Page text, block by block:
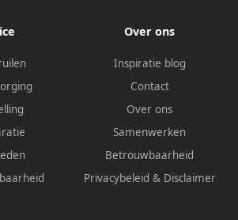
Over ons
Inspiratie blog
Contact
Over ons
Samenwerken
Betrouwbaarheid
Privacybeleid & Disclaimer